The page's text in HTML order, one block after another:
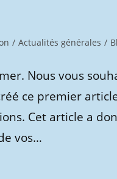
/ Actualités générales /
Nous vous
ce premier
Cet article a
vos…